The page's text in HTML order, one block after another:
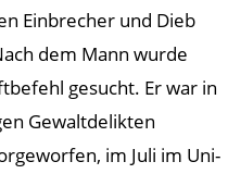
Einbrecher und Dieb
dem Mann wurde
gesucht. Er war in
Gewaltdelikten
im Juli im Uni-